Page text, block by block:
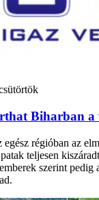
Biharban a
egész régióban az
teljesen
szerint pedig